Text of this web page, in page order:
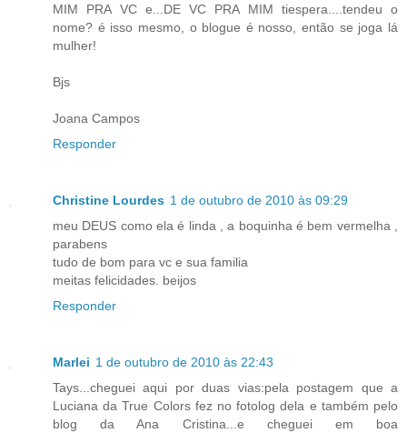
MIM PRA VC e...DE VC PRA MIM tiespera....tendeu o
nome? é isso mesmo, o blogue é nosso, então se joga lá
mulher!
Bjs
Joana Campos
Responder
Christine Lourdes 1 de outubro de 2010 às 09:29
meu DEUS como ela é linda , a boquinha é bem vermelha ,
parabens
tudo de bom para vc e sua familia
meitas felicidades. beijos
Responder
Marlei 1 de outubro de 2010 às 22:43
Tays...cheguei aqui por duas vias:pela postagem que a
Luciana da True Colors fez no fotolog dela e também pelo
blog da Ana Cristina...e cheguei em boa